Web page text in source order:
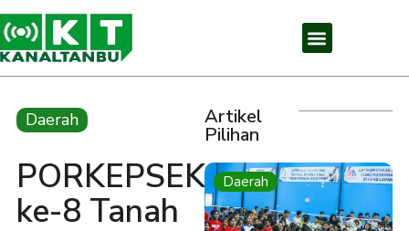
Daerah
PORKEPSEK
ke-8 Tanah
Artikel
Pilihan
Daerah